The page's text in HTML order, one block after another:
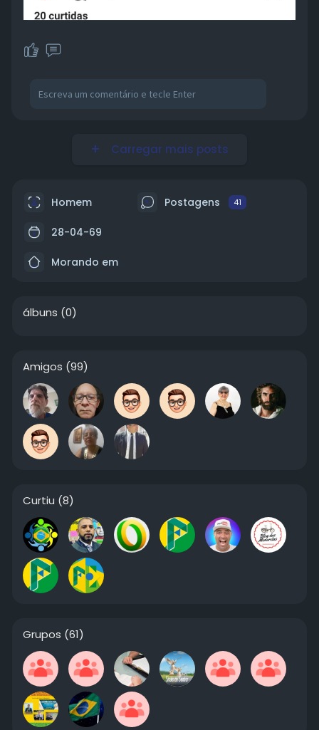
Carregar mais posts
Homem Postagens 41
28-04-69
Morando em
álbuns (0)
Amigos (99)
Curtiu (8)
Grupos (61)